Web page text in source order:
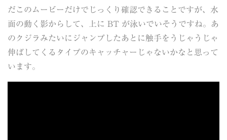
だこのムービーだけでじっくり確認できることですが、水
面の動く影からして、上に BT が泳いでいそうですね。あ
のクジラみたいにジャンプしたあとに触手をうじゃうじゃ
伸ばしてくるタイプのキャッチャーじゃないかなと思って
います。